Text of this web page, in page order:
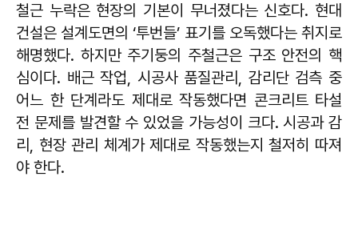
철근 누락은 현장의 기본이 무너졌다는 신호다. 현대
건설은 설계도면의 ‘투번들’ 표기를 오독했다는 취지로
해명했다. 하지만 주기둥의 주철근은 구조 안전의 핵
심이다. 배근 작업, 시공사 품질관리, 감리단 검측 중
어느 한 단계라도 제대로 작동했다면 콘크리트 타설
전 문제를 발견할 수 있었을 가능성이 크다. 시공과 감
리, 현장 관리 체계가 제대로 작동했는지 철저히 따져
야 한다.